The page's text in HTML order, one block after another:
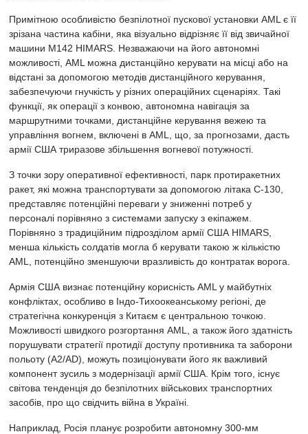
Примітною особливістю безпілотної пускової установки AML є її
зрізана частина кабіни, яка візуально відрізняє її від звичайної
машини M142 HIMARS. Незважаючи на його автономні
можливості, AML можна дистанційно керувати на місці або на
відстані за допомогою методів дистанційного керування,
забезпечуючи гнучкість у різних операційних сценаріях. Такі
функції, як операції з конвою, автономна навігація за
маршрутними точками, дистанційне керування вежею та
управління вогнем, включені в AML, що, за прогнозами, дасть
армії США триразове збільшення вогневої потужності.
З точки зору оперативної ефективності, парк протиракетних
ракет, які можна транспортувати за допомогою літака C-130,
представляє потенційні переваги у зниженні потреб у
персоналі порівняно з системами запуску з екіпажем.
Порівняно з традиційним підрозділом армії США HIMARS,
менша кількість солдатів могла б керувати такою ж кількістю
AML, потенційно зменшуючи вразливість до контратак ворога.
Армія США визнає потенційну корисність AML у майбутніх
конфліктах, особливо в Індо-Тихоокеанському регіоні, де
стратегічна конкуренція з Китаєм є центральною точкою.
Можливості швидкого розгортання AML, а також його здатність
порушувати стратегії протидії доступу противника та заборони
польоту (A2/AD), можуть позиціонувати його як важливий
компонент зусиль з модернізації армії США. Крім того, існує
світова тенденція до безпілотних військових транспортних
засобів, про що свідчить війна в Україні.
Наприклад, Росія планує розробити автономну 300-мм